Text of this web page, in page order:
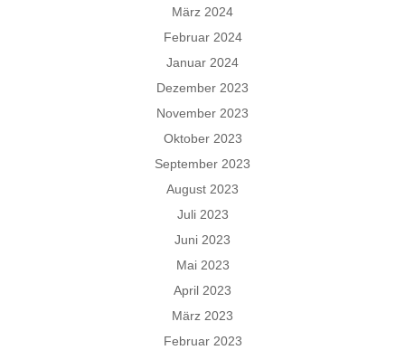
März 2024
Februar 2024
Januar 2024
Dezember 2023
November 2023
Oktober 2023
September 2023
August 2023
Juli 2023
Juni 2023
Mai 2023
April 2023
März 2023
Februar 2023